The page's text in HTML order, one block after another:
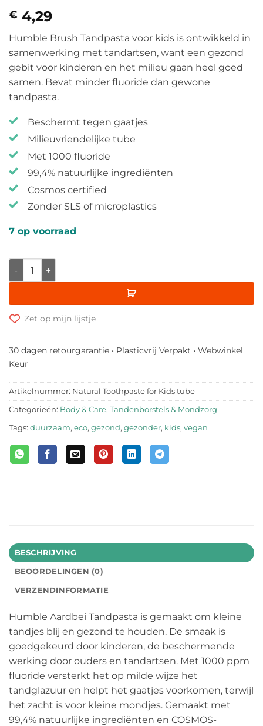
€ 4,29
Humble Brush Tandpasta voor kids is ontwikkeld in
samenwerking met tandartsen, want een gezond
gebit voor kinderen en het milieu gaan heel goed
samen. Bevat minder fluoride dan gewone
tandpasta.
Beschermt tegen gaatjes
Milieuvriendelijke tube
Met 1000 fluoride
99,4% natuurlijke ingrediënten
Cosmos certified
Zonder SLS of microplastics
7 op voorraad
The Humble Co. Kindertandpasta aantal
Zet op mijn lijstje
30 dagen retourgarantie • Plasticvrij Verpakt • Webwinkel
Keur
Artikelnummer: Natural Toothpaste for Kids tube
Categorieën: Body & Care, Tandenborstels & Mondzorg
Tags: duurzaam, eco, gezond, gezonder, kids, vegan
BESCHRIJVING
BEOORDELINGEN (0)
VERZENDINFORMATIE
Humble Aardbei Tandpasta is gemaakt om kleine
tandjes blij en gezond te houden. De smaak is
goedgekeurd door kinderen, de beschermende
werking door ouders en tandartsen. Met 1000 ppm
fluoride versterkt het op milde wijze het
tandglazuur en helpt het gaatjes voorkomen, terwijl
het zacht is voor kleine mondjes. Gemaakt met
99,4% natuurlijke ingrediënten en COSMOS-